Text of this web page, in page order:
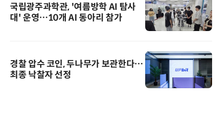
국립광주과학관, '여름방학 AI 탐사
대' 운영…10개 AI 동아리 참가
경찰 압수 코인, 두나무가 보관한다…
최종 낙찰자 선정